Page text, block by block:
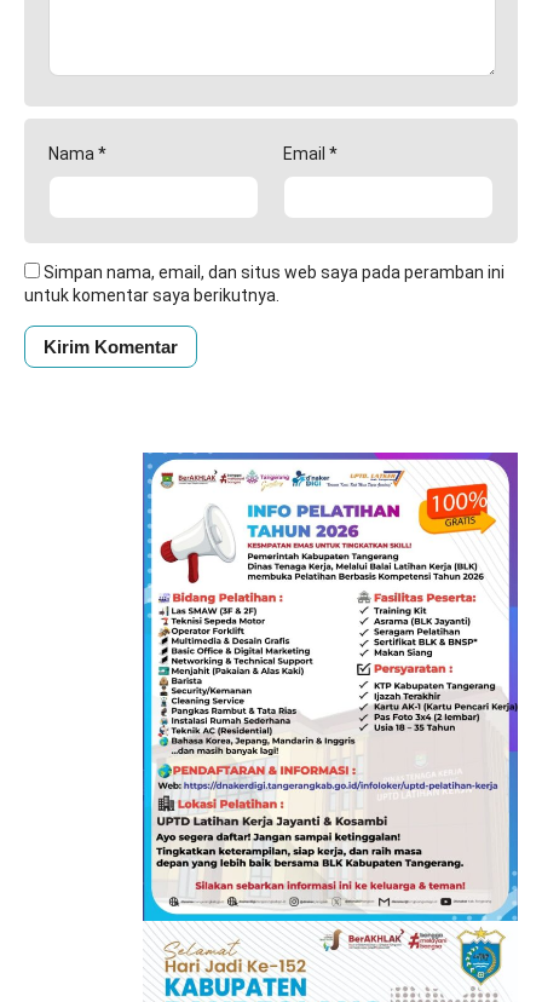
Nama * Email *
Simpan nama, email, dan situs web saya pada peramban ini
untuk komentar saya berikutnya.